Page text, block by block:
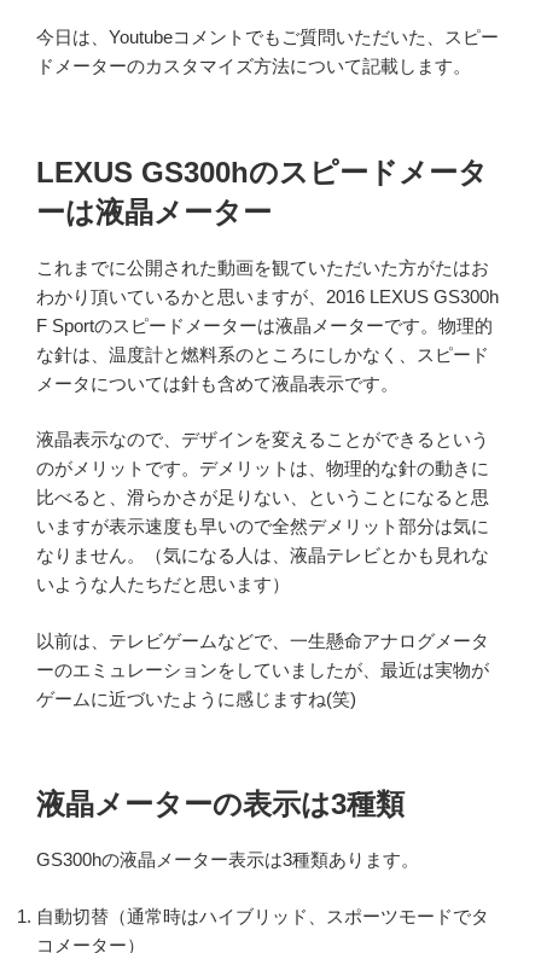
今日は、Youtubeコメントでもご質問いただいた、スピー
ドメーターのカスタマイズ方法について記載します。
LEXUS GS300hのスピードメータ
ーは液晶メーター
これまでに公開された動画を観ていただいた方がたはお
わかり頂いているかと思いますが、2016 LEXUS GS300h
F Sportのスピードメーターは液晶メーターです。物理的
な針は、温度計と燃料系のところにしかなく、スピード
メータについては針も含めて液晶表示です。
液晶表示なので、デザインを変えることができるという
のがメリットです。デメリットは、物理的な針の動きに
比べると、滑らかさが足りない、ということになると思
いますが表示速度も早いので全然デメリット部分は気に
なりません。（気になる人は、液晶テレビとかも見れな
いような人たちだと思います）
以前は、テレビゲームなどで、一生懸命アナログメータ
ーのエミュレーションをしていましたが、最近は実物が
ゲームに近づいたように感じますね(笑)
液晶メーターの表示は3種類
GS300hの液晶メーター表示は3種類あります。
自動切替（通常時はハイブリッド、スポーツモードでタ
コメーター）